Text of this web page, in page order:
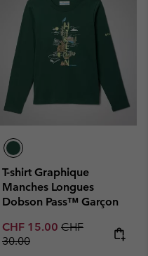
T-shirt Graphique
Manches Longues
Dobson Pass™ Garçon
Sale price:
CHF 15.00 Regular price:
CHF
30.00